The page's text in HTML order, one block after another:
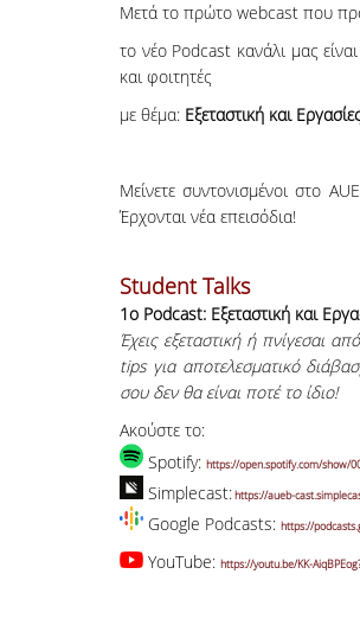
Μετά το πρώτο webcast που
το νέο Podcast κανάλι μας
και φοιτητές
με θέμα: Εξεταστική και
Μείνετε συντονισμένοι στο
Έρχονται νέα επεισόδια!
Student Talks
1o Podcast: Εξεταστική και
Έχεις εξεταστική ή πνίγεσαι
tips για αποτελεσματικό
σου δεν θα είναι ποτέ το ίδιο!
Ακούστε το:
Spotify: https://open.spotify.com/show/
Simplecast:https://aueb-
Google Podcasts: https://
YouTube: https://youtu.be/KK-